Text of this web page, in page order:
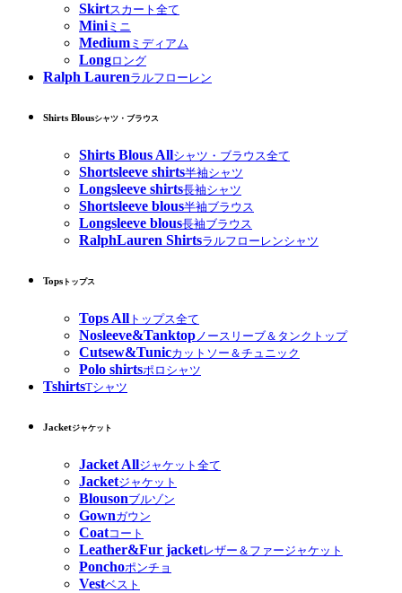
Skirtスカート全て
Miniミニ
Medium ミディアム
Longロング
Ralph Laurenラルフローレン
Shirts Blousシャツ・ブラウス
Shirts Blous Allシャツ・ブラウス全て
Shortsleeve shirts半袖シャツ
Longsleeve shirts長袖シャツ
Shortsleeve blous半袖ブラウス
Longsleeve blous長袖ブラウス
RalphLauren Shirtsラルフローレンシャツ
Tops トップス
Tops All トップス全て
Nosleeve&Tanktopノースリーブ＆タンクトップ
Cutsew&Tunicカットソー＆チュニック
Polo shirtsポロシャツ
TshirtsTシャツ
Jacketジャケット
Jacket Allジャケット全て
Jacketジャケット
Blousonブルゾン
Gownガウン
Coatコート
Leather&Fur jacketレザー＆ファージャケット
Ponchoポンチョ
Vestベスト